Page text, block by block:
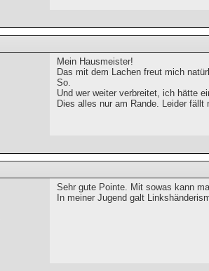
Mein Hausmeister!
Das mit dem Lachen freut mich
So.
Und wer weiter verbreitet, ich hätte
Dies alles nur am Rande. Leider fällt
Sehr gute Pointe. Mit sowas kann
In meiner Jugend galt